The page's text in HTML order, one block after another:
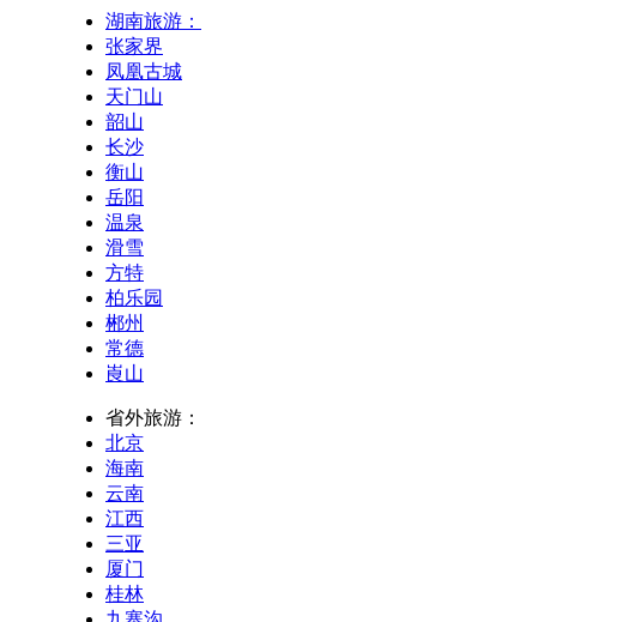
湖南旅游：
张家界
凤凰古城
天门山
韶山
长沙
衡山
岳阳
温泉
滑雪
方特
柏乐园
郴州
常德
崀山
省外旅游：
北京
海南
云南
江西
三亚
厦门
桂林